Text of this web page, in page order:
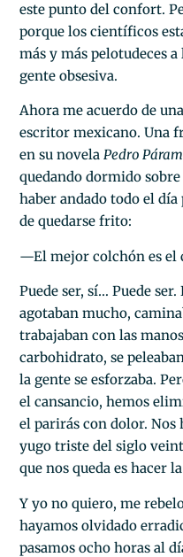
este punto del confort.
porque los científicos
más y más pelotudeces
gente obsesiva.
Ahora me acuerdo de
escritor mexicano. Una
en su novelaPedro
quedando dormido sobre
haber andado todo el
de quedarse frito:
—El mejor colchón es el
Puede ser, sí… Puede
agotaban mucho,
trabajaban con las
carbohidrato, se
la gente se esforzaba.
el cansancio, hemos
el parirás con dolor. Nos
yugo triste del siglo
que nos queda es hacer
Y yo no quiero, me
hayamos olvidado
pasamos ocho horas al